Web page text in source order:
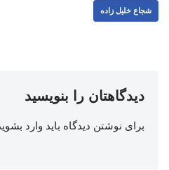
شجاع خلیل زاده
دیدگاهتان را بنویسید
برای نوشتن دیدگاه باید وارد